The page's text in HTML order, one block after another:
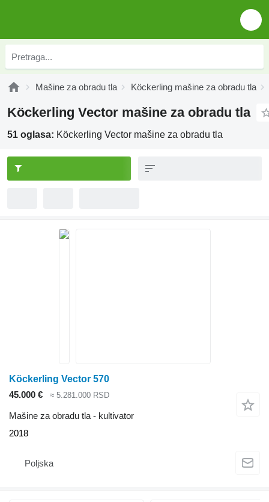
Mašine za obradu tla Köckerling mašine za obradu tla
Köckerling Vector mašine za obradu tla
51 oglasa: Köckerling Vector mašine za obradu tla
Köckerling Vector 570
45.000 €
≈ 5.281.000 RSD
Mašine za obradu tla - kultivator
2018
Poljska